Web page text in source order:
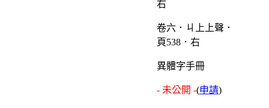
卷六．ㄐ上上聲．
頁538．右
異體字手冊
- 未公開 -(申請)